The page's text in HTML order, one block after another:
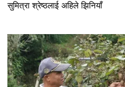
सुमित्रा श्रेष्ठलाई अहिले झिनियाँ